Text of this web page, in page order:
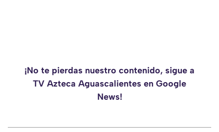
¡No te pierdas nuestro contenido, sigue a
TV Azteca Aguascalientes en Google
News!